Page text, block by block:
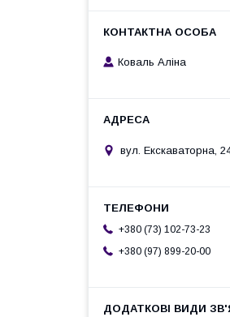
Коваль Аліна
вул. Екскаваторна,
+380 (73) 102-73-23
+380 (97) 899-20-00